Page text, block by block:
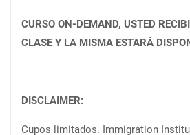
CURSO ON-DEMAND, USTED
CLASE Y LA MISMA ESTARÁ
DISCLAIMER:
Cupos limitados. Immigration